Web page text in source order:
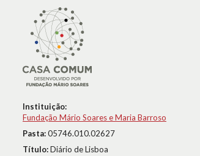
Instituição:
Fundação Mário Soares e Maria Barroso
Pasta:05746.010.02627
Título:Diário de Lisboa